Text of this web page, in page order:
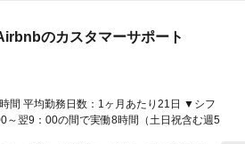
のカスタマーサポート
間 平均勤務日数：1ヶ月あたり21日 ▼シフ
～翌9：00の間で実働8時間（土日祝含む週5